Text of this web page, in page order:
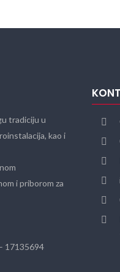
tradiciju u
kao i
i priborom za
17135694